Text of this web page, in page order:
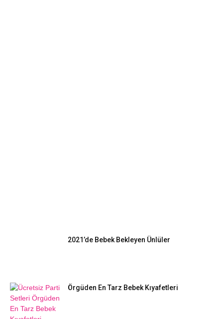
2021’de Bebek Bekleyen Ünlüler
Örgüden En Tarz Bebek Kıyafetleri